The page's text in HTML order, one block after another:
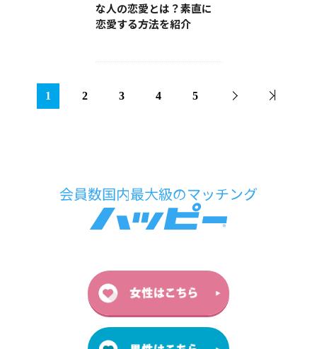
な人の恋愛とは？素直に
恋愛する方法を紹介
1 2 3 4 5